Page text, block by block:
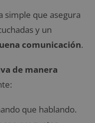
simple que asegura
y un
comunicación.
de manera
que hablando.